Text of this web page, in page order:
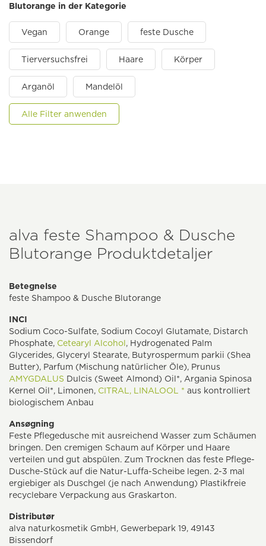
Blutorange in der Kategorie
Vegan Orange feste Dusche
Tierversuchsfrei Haare Körper
Arganöl Mandelöl
Alle Filter anwenden
alva feste Shampoo & Dusche
Blutorange Produktdetaljer
Betegnelse
feste Shampoo & Dusche Blutorange
INCI
Sodium Coco-Sulfate, Sodium Cocoyl Glutamate, Distarch
Phosphate, Cetearyl Alcohol, Hydrogenated Palm
Glycerides, Glyceryl Stearate, Butyrospermum parkii (Shea
Butter), Parfum (Mischung natürlicher Öle), Prunus
AMYGDALUS Dulcis (Sweet Almond) Oil*, Argania Spinosa
Kernel Oil*, Limonen, CITRAL, LINALOOL * aus kontrolliert
biologischem Anbau
Ansøgning
Feste Pflegedusche mit ausreichend Wasser zum Schäumen
bringen. Den cremigen Schaum auf Körper und Haare
verteilen und gut abspülen. Zum Trocknen das feste Pflege-
Dusche-Stück auf die Natur-Luffa-Scheibe legen. 2-3 mal
ergiebiger als Duschgel (je nach Anwendung) Plastikfreie
recyclebare Verpackung aus Graskarton.
Distributør
alva naturkosmetik GmbH, Gewerbepark 19, 49143
Bissendorf